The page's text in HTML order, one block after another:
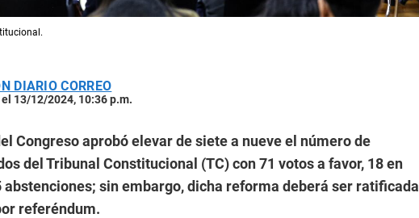
DIARIO CORREO
13/12/2024, 10:36 p.m.
Congreso aprobó elevar de siete a nueve el número de
del Tribunal Constitucional (TC) con 71 votos a favor, 18 en
abstenciones; sin embargo, dicha reforma deberá ser ratificada
referéndum.